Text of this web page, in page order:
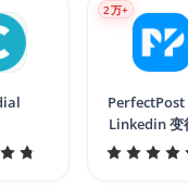
PerfectPost
Linkedin 变
好 10 倍
2万+